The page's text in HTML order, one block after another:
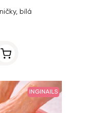
bílá
INGINAILS